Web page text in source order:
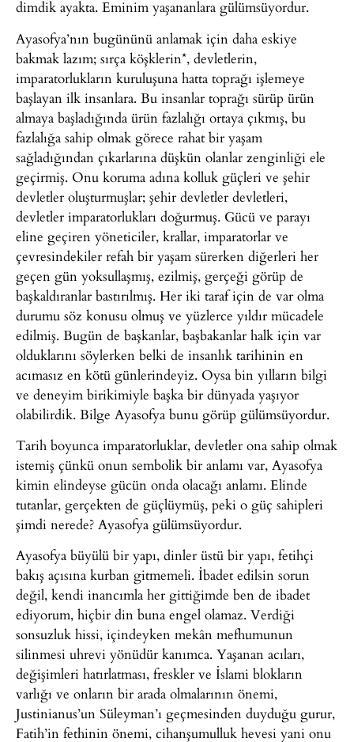
dimdik ayakta. Eminim yaşananlara gülümsüyordur.
Ayasofya’nın bugününü anlamak için daha eskiye
bakmak lazım; sırça köşklerin*, devletlerin,
imparatorlukların kuruluşuna hatta toprağı işlemeye
başlayan ilk insanlara. Bu insanlar toprağı sürüp ürün
almaya başladığında ürün fazlalığı ortaya çıkmış, bu
fazlalığa sahip olmak görece rahat bir yaşam
sağladığından çıkarlarına düşkün olanlar zenginliği ele
geçirmiş. Onu koruma adına kolluk güçleri ve şehir
devletler oluşturmuşlar; şehir devletler devletleri,
devletler imparatorlukları doğurmuş. Gücü ve parayı
eline geçiren yöneticiler, krallar, imparatorlar ve
çevresindekiler refah bir yaşam sürerken diğerleri her
geçen gün yoksullaşmış, ezilmiş, gerçeği görüp de
başkaldıranlar bastırılmış. Her iki taraf için de var olma
durumu söz konusu olmuş ve yüzlerce yıldır mücadele
edilmiş. Bugün de başkanlar, başbakanlar halk için var
olduklarını söylerken belki de insanlık tarihinin en
acımasız en kötü günlerindeyiz. Oysa bin yılların bilgi
ve deneyim birikimiyle başka bir dünyada yaşıyor
olabilirdik. Bilge Ayasofya bunu görüp gülümsüyordur.
Tarih boyunca imparatorluklar, devletler ona sahip olmak
istemiş çünkü onun sembolik bir anlamı var, Ayasofya
kimin elindeyse gücün onda olacağı anlamı. Elinde
tutanlar, gerçekten de güçlüymüş, peki o güç sahipleri
şimdi nerede? Ayasofya gülümsüyordur.
Ayasofya büyülü bir yapı, dinler üstü bir yapı, fetihçi
bakış açısına kurban gitmemeli. İbadet edilsin sorun
değil, kendi inancımla her gittiğimde ben de ibadet
ediyorum, hiçbir din buna engel olamaz. Verdiği
sonsuzluk hissi, içindeyken mekân mefhumunun
silinmesi uhrevi yönüdür kanımca. Yaşanan acıları,
değişimleri hatırlatması, freskler ve İslami blokların
varlığı ve onların bir arada olmalarının önemi,
Justinianus’un Süleyman’ı geçmesinden duyduğu gurur,
Fatih’in fethinin önemi, cihanşumulluk hevesi yani onu